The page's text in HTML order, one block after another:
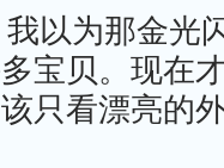
以为那金光
宝贝。现在
只看漂亮的